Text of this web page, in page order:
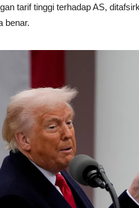
tarif tinggi terhadap AS,
benar.